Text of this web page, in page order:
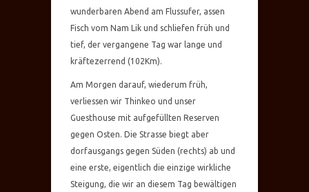
wunderbaren Abend am Flussufer, assen
Fisch vom Nam Lik und schliefen früh und
tief, der vergangene Tag war lange und
kräftezerrend (102Km).
Am Morgen darauf, wiederum früh,
verliessen wir Thinkeo und unser
Guesthouse mit aufgefüllten Reserven
gegen Osten. Die Strasse biegt aber
dorfausgangs gegen Süden (rechts) ab und
eine erste, eigentlich die einzige wirkliche
Steigung, die wir an diesem Tag bewältigen